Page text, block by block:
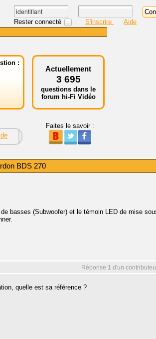
Rester connecté S'inscrire Aide
:
Actuellement
3 695
questions dans le
forum hi-Fi Vidéo
Faites le savoir :
BDS 270
basses (Subwoofer) et le témoin LED de mise
Réponse 1 d'un
quelle est sa référence ?